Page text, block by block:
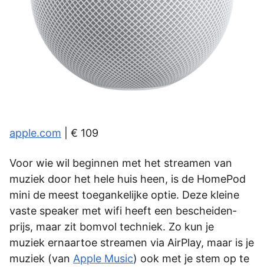
apple.com | € 109
Voor wie wil beginnen met het streamen van
muziek­­­ door het hele huis heen, is de HomePod
mini de meest toegankelijke optie. Deze kleine
vaste speaker met wifi heeft een bescheiden­­­
prijs, maar zit bomvol techniek. Zo kun je
muziek­­­ ernaartoe streamen via AirPlay, maar is je
muziek­­­ (van Apple Music) ook met je stem op te